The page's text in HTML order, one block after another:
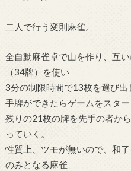
二人で行う変則麻雀。
全自動麻雀卓で山を作り、互
（34牌）を使い
3分の制限時間で13枚を選び出
手牌ができたらゲームをスタ
残りの21枚の牌を先手の者か
っていく。
性質上、ツモが無いので、和
のみとなる麻雀